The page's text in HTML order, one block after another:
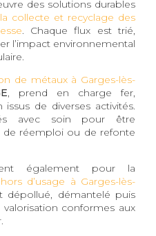
des solutions durables
collecte et recyclage des
. Chaque flux est trié,
l’impact environnemental
de métaux à Garges-lès-
, prend en charge fer,
de diverses activités.
avec soin pour être
de réemploi ou de refonte
également pour la
d’usage à Garges-lès-
dépollué, démantelé puis
conformes aux